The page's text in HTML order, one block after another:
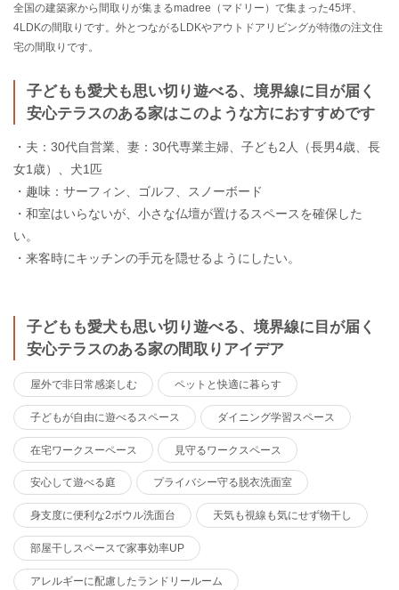
全国の建築家から間取りが集まるmadree（マドリー）で集まった45坪、
4LDKの間取りです。外とつながるLDKやアウトドアリビングが特徴の注文住
宅の間取りです。
子どもも愛犬も思い切り遊べる、境界線に目が届く
安心テラスのある家はこのような方におすすめです
・夫：30代自営業、妻：30代専業主婦、子ども2人（長男4歳、長
女1歳）、犬1匹
・趣味：サーフィン、ゴルフ、スノーボード
・和室はいらないが、小さな仏壇が置けるスペースを確保した
い。
・来客時にキッチンの手元を隠せるようにしたい。
子どもも愛犬も思い切り遊べる、境界線に目が届く
安心テラスのある家の間取りアイデア
屋外で非日常感楽しむ ペットと快適に暮らす
子どもが自由に遊べるスペース ダイニング学習スペース
在宅ワークスーペース 見守るワークスペース
安心して遊べる庭 プライバシー守る脱衣洗面室
身支度に便利な2ボウル洗面台 天気も視線も気にせず物干し
部屋干しスペースで家事効率UP
アレルギーに配慮したランドリールーム